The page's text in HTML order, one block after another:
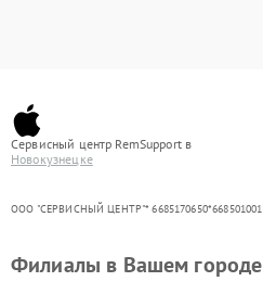
Сервисный центр RemSupport в
Новокузнецке
ООО "СЕРВИСНЫЙ ЦЕНТР"* 6685170650*668501001
Филиалы в Вашем городе